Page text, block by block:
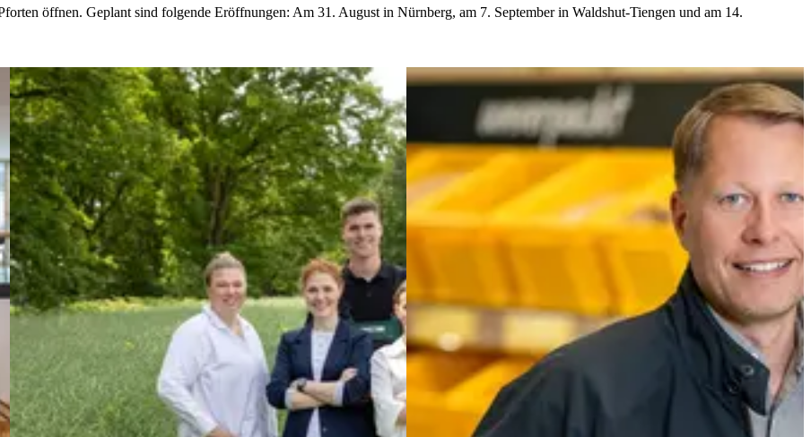
öffnen. Geplant sind folgende Eröffnungen: Am 31. August in Nürnberg, am 7. September in Waldshut-Tiengen und am 14.